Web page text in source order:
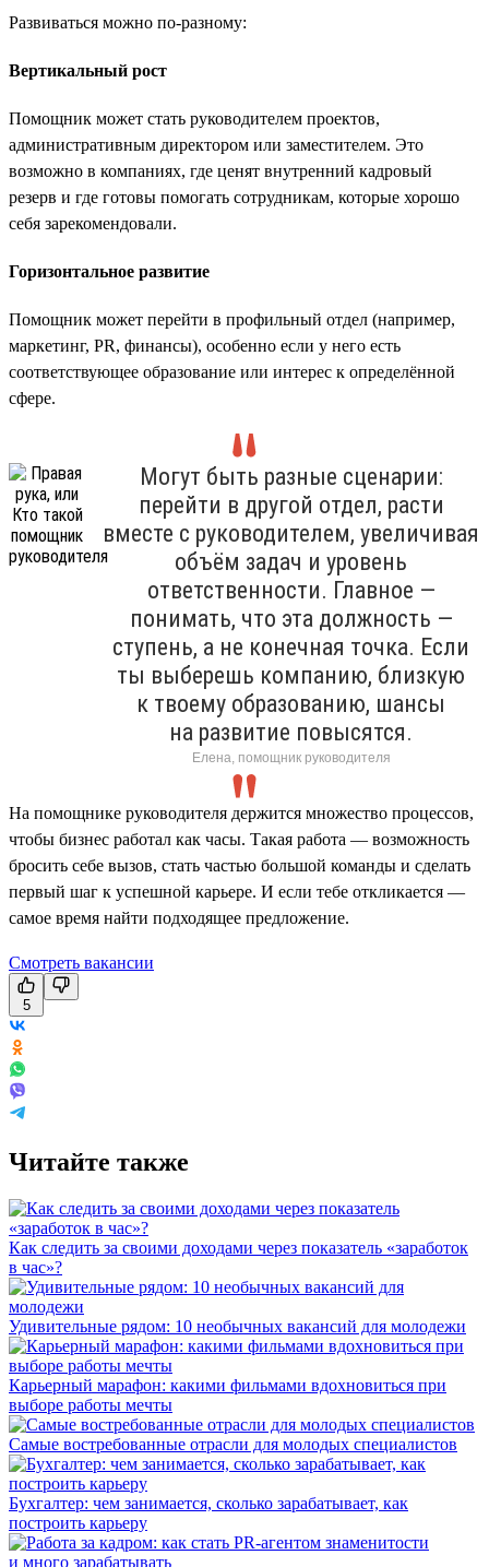
Развиваться можно по-разному:
Вертикальный рост
Помощник может стать руководителем проектов,
административным директором или заместителем. Это
возможно в компаниях, где ценят внутренний кадровый
резерв и где готовы помогать сотрудникам, которые хорошо
себя зарекомендовали.
Горизонтальное развитие
Помощник может перейти в профильный отдел (например,
маркетинг, PR, финансы), особенно если у него есть
соответствующее образование или интерес к определённой
сфере.
Могут быть разные сценарии:
перейти в другой отдел, расти
вместе с руководителем, увеличивая
объём задач и уровень
ответственности. Главное —
понимать, что эта должность —
ступень, а не конечная точка. Если
ты выберешь компанию, близкую
к твоему образованию, шансы
на развитие повысятся.
Елена, помощник руководителя
На помощнике руководителя держится множество процессов,
чтобы бизнес работал как часы. Такая работа — возможность
бросить себе вызов, стать частью большой команды и сделать
первый шаг к успешной карьере. И если тебе откликается —
самое время найти подходящее предложение.
Смотреть вакансии
5
Читайте также
Как следить за своими доходами через показатель «заработок
в час»?
Удивительные рядом: 10 необычных вакансий для молодежи
Карьерный марафон: какими фильмами вдохновиться при
выборе работы мечты
Самые востребованные отрасли для молодых специалистов
Бухгалтер: чем занимается, сколько зарабатывает, как
построить карьеру